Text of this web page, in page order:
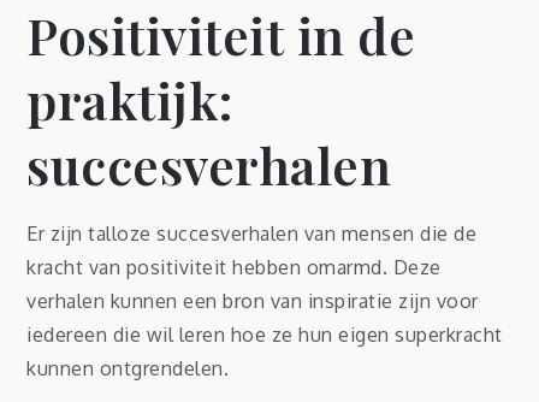
Positiviteit in de
praktijk:
succesverhalen
Er zijn talloze succesverhalen van mensen die de
kracht van positiviteit hebben omarmd. Deze
verhalen kunnen een bron van inspiratie zijn voor
iedereen die wil leren hoe ze hun eigen superkracht
kunnen ontgrendelen.